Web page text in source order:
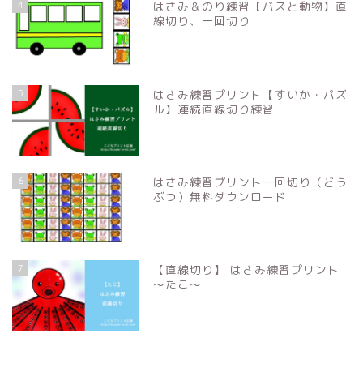
4
はさみ＆のり練習【バスと動物】直
線切り、一回切り
5
はさみ練習プリント【すいか・パズ
ル】連続直線切り練習
6
はさみ練習プリント一回切り（どう
ぶつ）無料ダウンロード
7
【直線切り】 はさみ練習プリント
〜たこ〜